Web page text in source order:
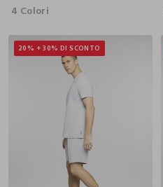
4 Colori
20% + 30% DI SCONTO